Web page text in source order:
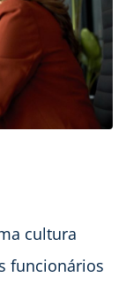
cultura
funcionários